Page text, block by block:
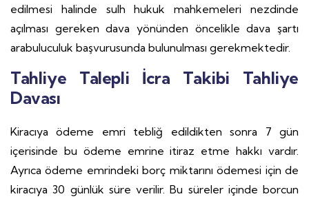
edilmesi halinde sulh hukuk mahkemeleri nezdinde
açılması gereken dava yönünden öncelikle dava şartı
arabuluculuk başvurusunda bulunulması gerekmektedir.
Tahliye Talepli İcra Takibi Tahliye
Davası
Kiracıya ödeme emri tebliğ edildikten sonra 7 gün
içerisinde bu ödeme emrine itiraz etme hakkı vardır.
Ayrıca ödeme emrindeki borç miktarını ödemesi için de
kiracıya 30 günlük süre verilir. Bu süreler içinde borcun